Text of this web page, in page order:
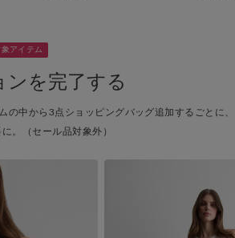
アイテム
ンを完了する
の中から3点ショッピングバッグ追加するごとに、
。（セール品対象外）